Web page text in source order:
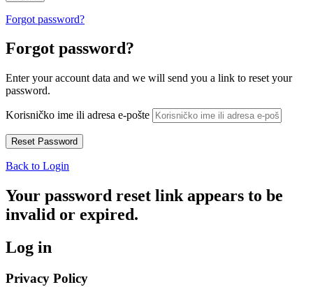
Forgot password?
Forgot password?
Enter your account data and we will send you a link to reset your
password.
Korisničko ime ili adresa e-pošte
Back to Login
Your password reset link appears to be
invalid or expired.
Log in
Privacy Policy